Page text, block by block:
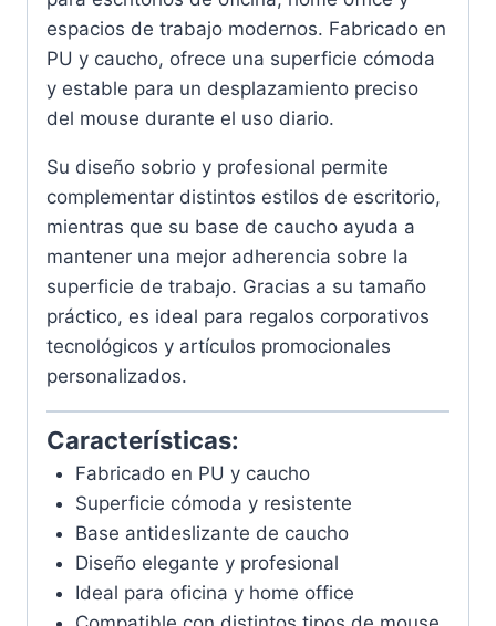
espacios de trabajo modernos. Fabricado en
PU y caucho, ofrece una superficie cómoda
y estable para un desplazamiento preciso
del mouse durante el uso diario.
Su diseño sobrio y profesional permite
complementar distintos estilos de escritorio,
mientras que su base de caucho ayuda a
mantener una mejor adherencia sobre la
superficie de trabajo. Gracias a su tamaño
práctico, es ideal para regalos corporativos
tecnológicos y artículos promocionales
personalizados.
Características:
Fabricado en PU y caucho
Superficie cómoda y resistente
Base antideslizante de caucho
Diseño elegante y profesional
Ideal para oficina y home office